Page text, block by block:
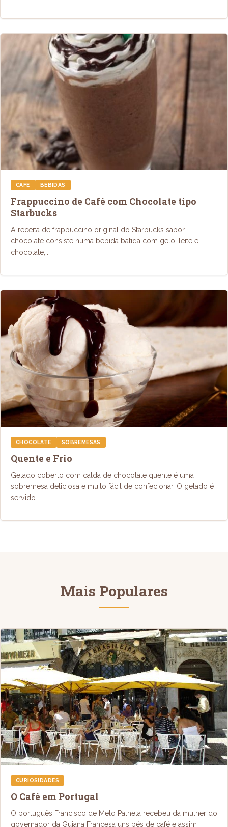
CAFE BEBIDAS
Frappuccino de Café com Chocolate tipo
Starbucks
A receita de frappuccino original do Starbucks sabor
chocolate consiste numa bebida batida com gelo, leite e
chocolate,...
CHOCOLATE SOBREMESAS
Quente e Frio
Gelado coberto com calda de chocolate quente é uma
sobremesa deliciosa e muito fácil de confecionar. O gelado é
servido...
Mais Populares
CURIOSIDADES
O Café em Portugal
O português Francisco de Melo Palheta recebeu da mulher do
governador da Guiana Francesa uns pés de café e assim